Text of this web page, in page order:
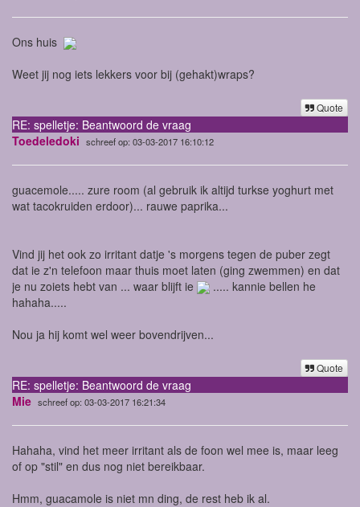
Ons huis
Weet jij nog iets lekkers voor bij (gehakt)wraps?
Quote
RE: spelletje: Beantwoord de vraag
Toedeledoki schreef op: 03-03-2017 16:10:12
guacemole..... zure room (al gebruik ik altijd turkse yoghurt met
wat tacokruiden erdoor)... rauwe paprika...
Vind jij het ook zo irritant datje 's morgens tegen de puber zegt
dat ie z'n telefoon maar thuis moet laten (ging zwemmen) en dat
je nu zoiets hebt van ... waar blijft ie
..... kannie bellen he
hahaha.....
Nou ja hij komt wel weer bovendrijven...
Quote
RE: spelletje: Beantwoord de vraag
Mie schreef op: 03-03-2017 16:21:34
Hahaha, vind het meer irritant als de foon wel mee is, maar leeg
of op "stil" en dus nog niet bereikbaar.
Hmm, guacamole is niet mn ding, de rest heb ik al.